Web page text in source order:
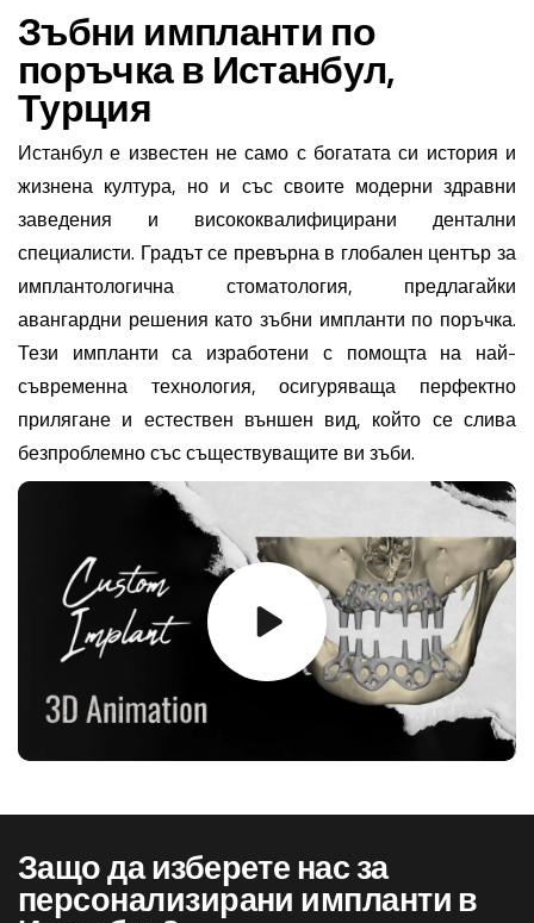
Зъбни импланти по
поръчка в Истанбул,
Турция
Истанбул е известен не само с богатата си история и
жизнена култура, но и със своите модерни здравни
заведения и висококвалифицирани дентални
специалисти. Градът се превърна в глобален център за
имплантологична стоматология, предлагайки
авангардни решения като зъбни импланти по поръчка.
Тези импланти са изработени с помощта на най-
съвременна технология, осигуряваща перфектно
прилягане и естествен външен вид, който се слива
безпроблемно със съществуващите ви зъби.
Защо да изберете нас за
персонализирани импланти в